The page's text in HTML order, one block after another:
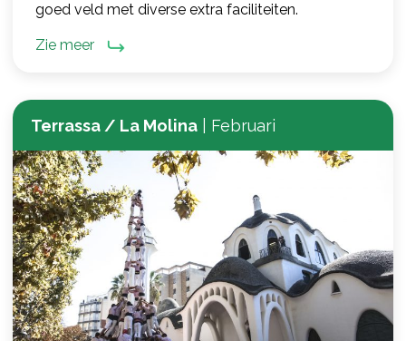
goed veld met diverse extra faciliteiten.
Zie meer
Terrassa / La Molina Februari